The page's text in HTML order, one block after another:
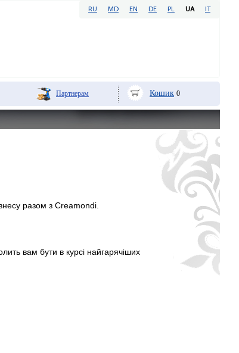
RU MD EN DE PL UA IT
Партнерам Кошик 0
разом з Creamondi.
вам бути в курсі найгарячіших